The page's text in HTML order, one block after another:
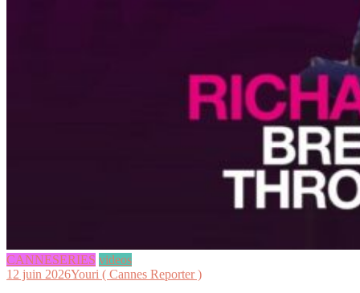
CANNESERIES videos
12 juin 2026Youri ( Cannes Reporter )